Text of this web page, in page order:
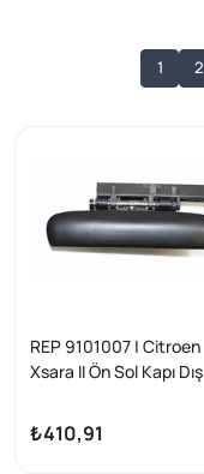
1 2
REP 9101007 | Citroen
Xsara II Ön Sol Kapı Dış
₺410,91